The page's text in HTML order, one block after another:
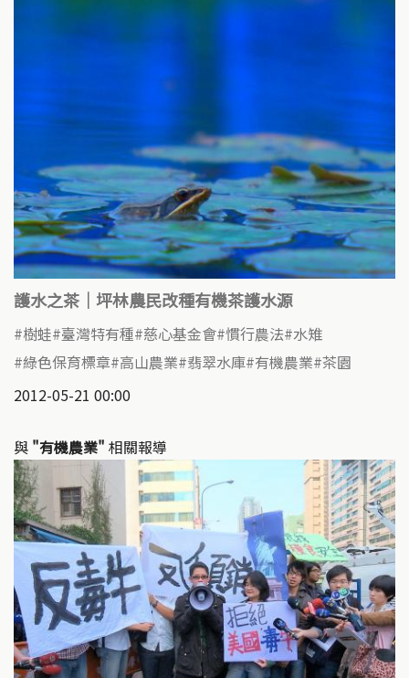
護水之茶｜坪林農民改種有機茶護水源
樹蛙 臺灣特有種 慈心基金會 慣行農法 水雉
綠色保育標章 高山農業 翡翠水庫 有機農業 茶園
2012-05-21 00:00
與 "有機農業" 相關報導